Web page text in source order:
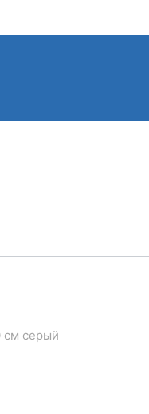
см серый